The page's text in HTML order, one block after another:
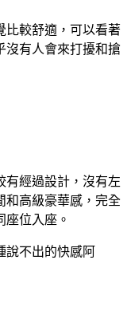
比較舒適，可以看著
沒有人會來打擾和搶
有經過設計，沒有左
和高級豪華感，完全
位入座。
說不出的快感阿